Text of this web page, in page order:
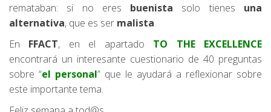
remataban: si no eres buenista solo tienes una
alternativa, que es ser malista.
En FFACT, en el apartado TO THE EXCELLENCE
encontrará un interesante cuestionario de 40 preguntas
sobre “el personal” que le ayudará a reflexionar sobre
este importante tema.